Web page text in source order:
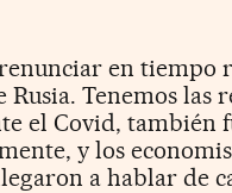
en tiempo
Tenemos las
el Covid, también
y los
a hablar de